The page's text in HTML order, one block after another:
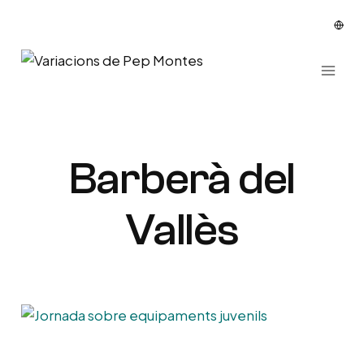
contingut
Barberà del
Vallès